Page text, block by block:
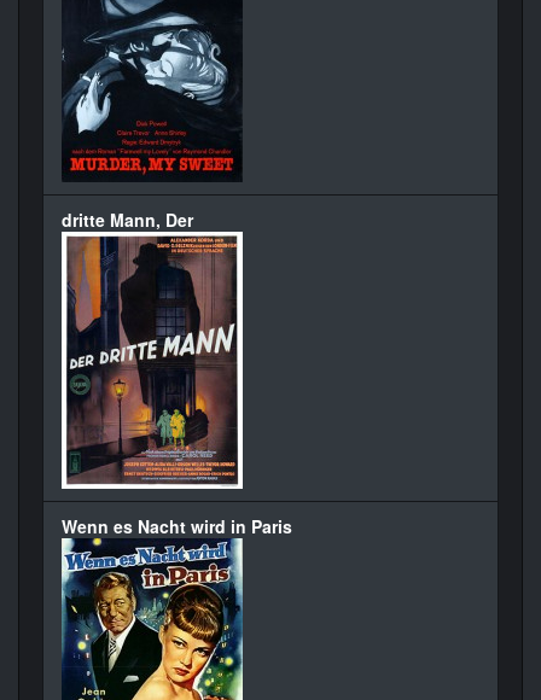
dritte Mann, Der
Wenn es Nacht wird in Paris